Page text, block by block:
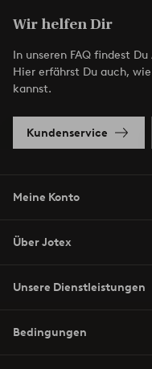
Wir helfen Dir
In unseren FAQ findest
Hier erfährst Du auch,
kannst.
Kundenservice
Meine Konto
Über Jotex
Unsere Dienstleistungen
Bedingungen